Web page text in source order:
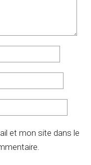
et mon site dans le